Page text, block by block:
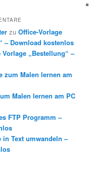
zu Office-Vorlage
– Download kostenlos
Vorlage „Bestellung“ –
zum Malen lernen am
Malen lernen am PC
FTP Programm –
in Text umwandeln –